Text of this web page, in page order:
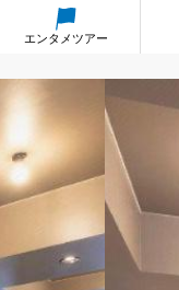
エンタメツアー